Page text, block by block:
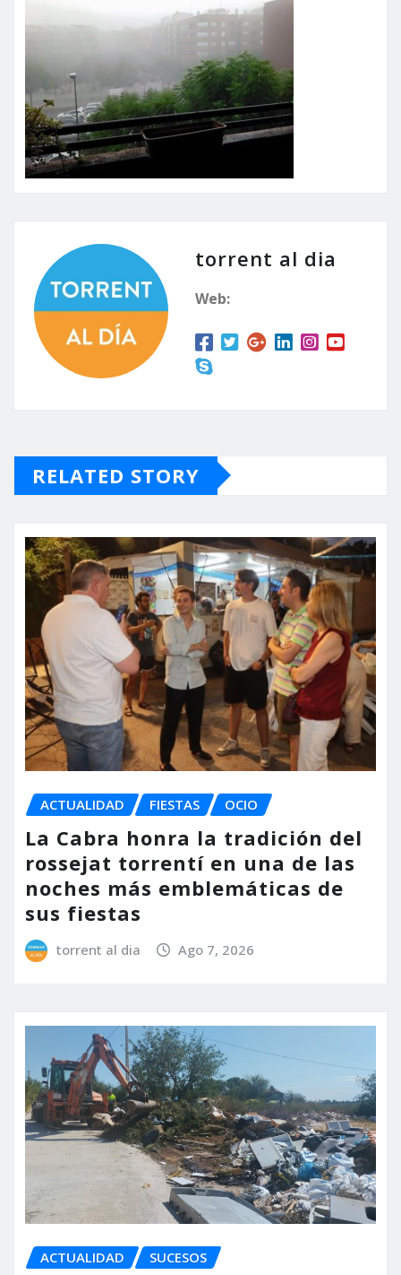
torrent al dia
Web:
RELATED STORY
ACTUALIDAD FIESTAS OCIO
La Cabra honra la tradición del
rossejat torrentí en una de las
noches más emblemáticas de
sus fiestas
torrent al dia Ago 7, 2026
ACTUALIDAD SUCESOS